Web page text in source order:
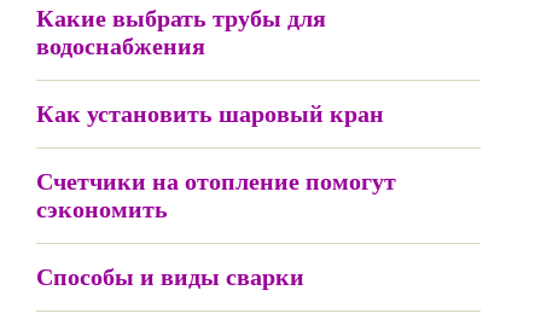
Какие выбрать трубы для
водоснабжения
Как установить шаровый кран
Счетчики на отопление помогут
сэкономить
Способы и виды сварки